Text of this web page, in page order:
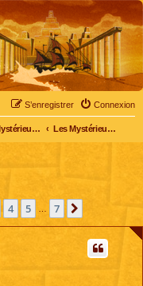
Connexion
S’enregistrer
Les Mystérieuses Cités d'Or Les Mystérieuses Cités d'Or : saison 1 (1983)
4 5 7